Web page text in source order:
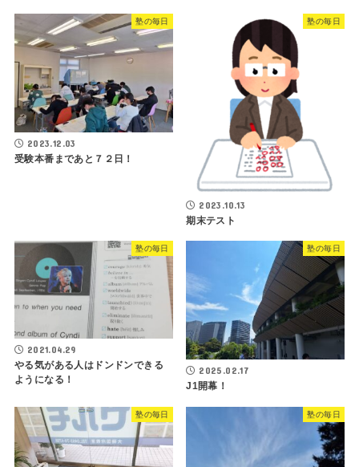
塾の毎日
2023.12.03
受験本番まであと７２日！
塾の毎日
2023.10.13
期末テスト
塾の毎日
2021.04.29
やる気がある人はドンドンできる
ようになる！
塾の毎日
2025.02.17
J1開幕！
塾の毎日 塾の毎日